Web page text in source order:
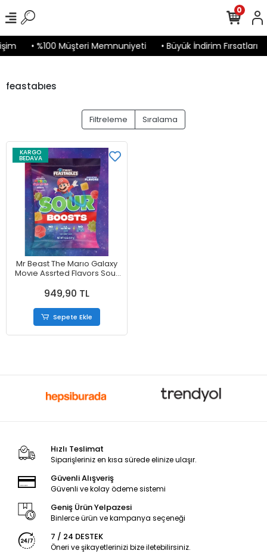
• %100 Müşteri Memnuniyeti • Büyük İndirim Fırsatları
0
feastabıes
Filtreleme Sıralama
KARGO
BEDAVA
Mr Beast The Marıo Galaxy
Movıe Assrted Flavors Sour
Şekerleme 127 gr
949,90 TL
Sepete Ekle
Hızlı Teslimat
Siparişleriniz en kısa sürede elinize ulaşır.
Güvenli Alışveriş
Güvenli ve kolay ödeme sistemi
Geniş Ürün Yelpazesi
Binlerce ürün ve kampanya seçeneği
7 / 24 DESTEK
Öneri ve şikayetlerinizi bize iletebilirsiniz.